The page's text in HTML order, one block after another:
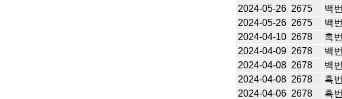
2024-05-26 2675 백번
2024-05-26 2675 백번
2024-04-10 2678 흑번
2024-04-09 2678 백번
2024-04-08 2678 백번
2024-04-08 2678 흑번
2024-04-06 2678 흑번